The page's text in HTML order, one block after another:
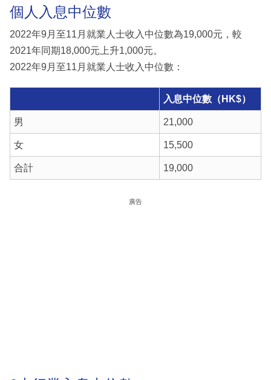
個人入息中位數
2022年9月至11月就業人士收入中位數為19,000元，較
2021年同期18,000元上升1,000元。
2022年9月至11月就業人士收入中位數：
入息中位數（HK$）
男 21,000
女 15,500
合計 19,000
廣告